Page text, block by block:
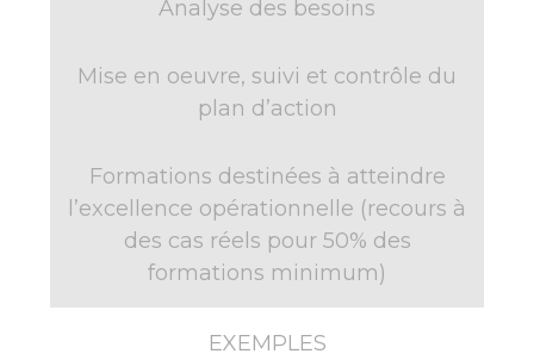
Analyse des besoins
Mise en oeuvre, suivi et contrôle du
plan d’action
Formations destinées à atteindre
l’excellence opérationnelle (recours à
des cas réels pour 50% des
formations minimum)
EXEMPLES